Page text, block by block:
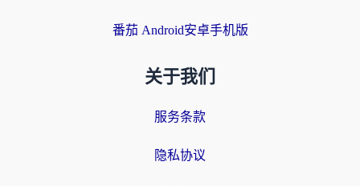
番茄 Android安卓手机版
关于我们
服务条款
隐私协议